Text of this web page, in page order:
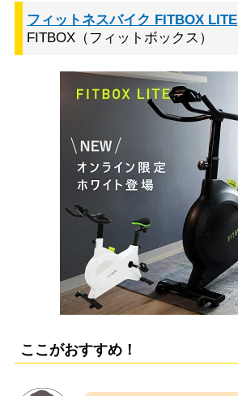
フィットネスバイク FITBOX LITE
FITBOX（フィットボックス）
ここがおすすめ！